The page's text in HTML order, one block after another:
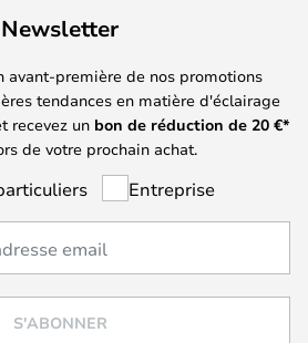
Newsletter
avant-première de nos promotions
tendances en matière d'éclairage
recevez un bon de réduction de 20 €*
de votre prochain achat.
Entreprise
S'ABONNER